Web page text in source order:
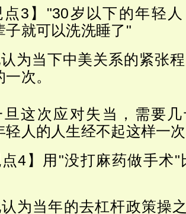
点3】"30岁以下的年轻
子就可以洗洗睡了"
认为当下中美关系的紧张
次。
旦这次应对失当，需要
轻人的人生经不起这样一
4】用"没打麻药做手术"
认为当年的去杠杆政策操